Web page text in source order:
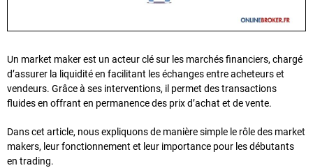
Un market maker est un acteur clé sur les marchés financiers, chargé
d’assurer la liquidité en facilitant les échanges entre acheteurs et
vendeurs. Grâce à ses interventions, il permet des transactions
fluides en offrant en permanence des prix d’achat et de vente.
Dans cet article, nous expliquons de manière simple le rôle des market
makers, leur fonctionnement et leur importance pour les débutants
en trading.